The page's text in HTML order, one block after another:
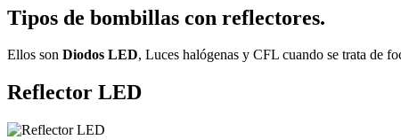
Tipos de bombillas con reflectores.
Ellos son Diodos LED, Luces halógenas y CFL cuando se trata de
Reflector LED